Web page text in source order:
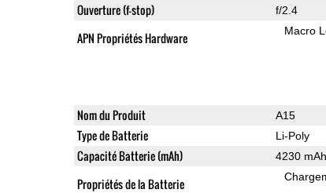
Ouverture (f-stop) f/2.4
APN Propriétés Hardware Macro
Nom du Produit A15
Type de Batterie Li-Poly
Capacité Batterie (mAh) 4230 mAh
Propriétés de la Batterie